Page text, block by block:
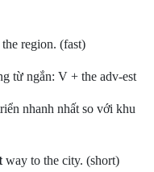
region. (fast)
từ ngắn: V + the adv-est
nhanh nhất so với khu
way to the city. (short)